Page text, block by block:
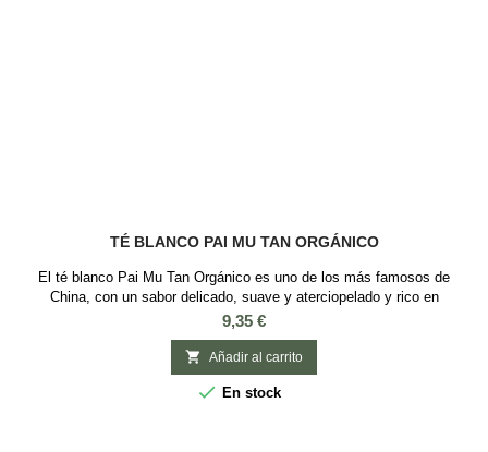
TÉ BLANCO PAI MU TAN ORGÁNICO
El té blanco Pai Mu Tan Orgánico es uno de los más famosos de
China, con un sabor delicado, suave y aterciopelado y rico en
antioxidantes INGREDIENTES: Té blanco de China
Precio
9,35 €
 Añadir al carrito
 En stock